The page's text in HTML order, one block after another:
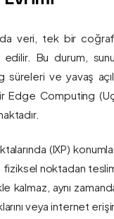
veri, tek bir
edilir. Bu durum,
süreleri ve yavaş
Edge Computing
(IXP)
fiziksel noktadan
kalmaz, aynı
veya internet